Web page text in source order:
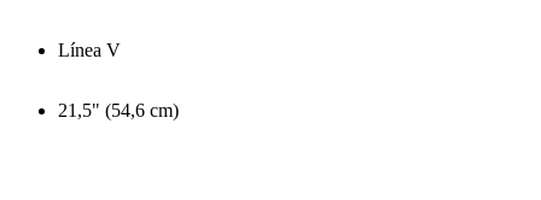
Línea V
21,5" (54,6 cm)